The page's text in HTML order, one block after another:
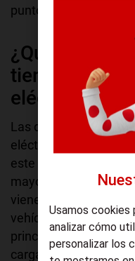
punto de carga.
¿Qué
tiempo de
eléctrico?
Las diferencias en el
eléctricos no es fruto
este influyen un
mayoría de ellas
vienen impuestas por
vehículo. A
principales factores
carga.
Usamos cookies
analizar cómo
personalizar los